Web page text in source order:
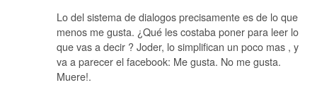
Lo del sistema de dialogos precisamente es de lo que
menos me gusta. ¿Qué les costaba poner para leer lo
que vas a decir ? Joder, lo simplifican un poco mas , y
va a parecer el facebook: Me gusta. No me gusta.
Muere!.